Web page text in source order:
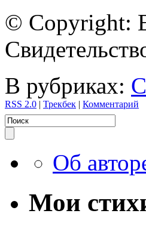
© Copyright:
В рубриках:
RSS 2.0 | Трекбек | Комментарий
Об
Мои